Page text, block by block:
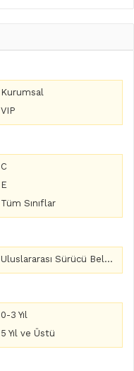
Kurumsal
VIP
C
E
Tüm Sınıflar
Uluslararası Sürücü Belgesi
0-3 Yıl
5 Yıl ve Üstü